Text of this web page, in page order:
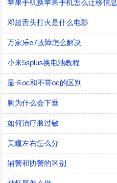
苹果手机换苹果手机怎么迁移信息
邓超舌头打火是什么电影
万家乐e7故障怎么解决
小米5splus换电池教程
显卡oc和不带oc的区别
胸为什么会下垂
如何治疗脸过敏
美瞳左右怎么分
辅警和协警的区别